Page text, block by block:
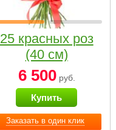
Заказать в один клик
25 красных роз
(40 см)
6 500руб.
Купить